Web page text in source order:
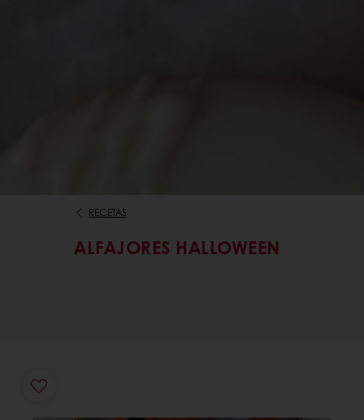
RECETAS
ALFAJORES HALLOWEEN